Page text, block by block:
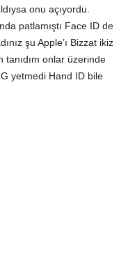
onu açıyordu.
patlamıştı Face ID de
şu Apple’ı Bizzat ikiz
tanıdım onlar üzerinde
yetmedi Hand ID bile